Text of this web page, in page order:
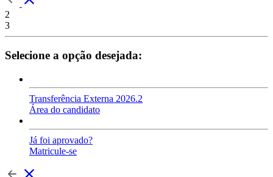
2
3
Selecione a opção desejada:
Transferência Externa 2026.2
Área do candidato
Já foi aprovado?
Matricule-se